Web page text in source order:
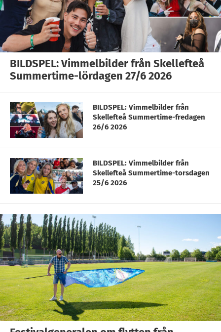
BILDSPEL: Vimmelbilder från Skellefteå
Summertime-lördagen 27/6 2026
BILDSPEL: Vimmelbilder från
Skellefteå Summertime-fredagen
26/6 2026
BILDSPEL: Vimmelbilder från
Skellefteå Summertime-torsdagen
25/6 2026